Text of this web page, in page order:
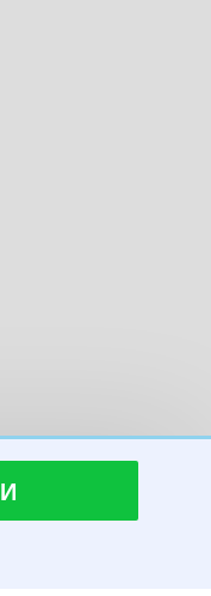
запазени